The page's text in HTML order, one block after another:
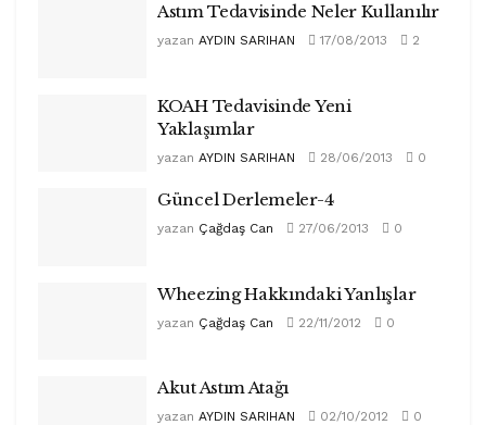
Astım Tedavisinde Neler Kullanılır
yazan AYDIN SARIHAN 17/08/2013 2
KOAH Tedavisinde Yeni
Yaklaşımlar
yazan AYDIN SARIHAN 28/06/2013 0
Güncel Derlemeler-4
yazan Çağdaş Can 27/06/2013 0
Wheezing Hakkındaki Yanlışlar
yazan Çağdaş Can 22/11/2012 0
Akut Astım Atağı
yazan AYDIN SARIHAN 02/10/2012 0